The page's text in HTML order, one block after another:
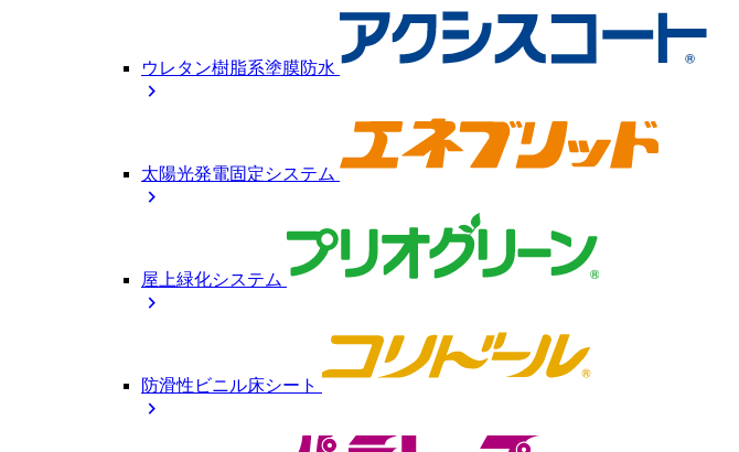
ウレタン樹脂系塗膜防水
chevron_right
太陽光発電固定システム
chevron_right
屋上緑化システム
chevron_right
防滑性ビニル床シート
chevron_right